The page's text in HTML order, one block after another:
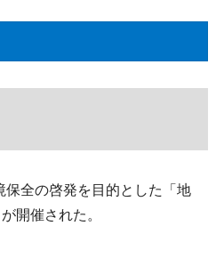
全の啓発を目的とした「地
開催された。